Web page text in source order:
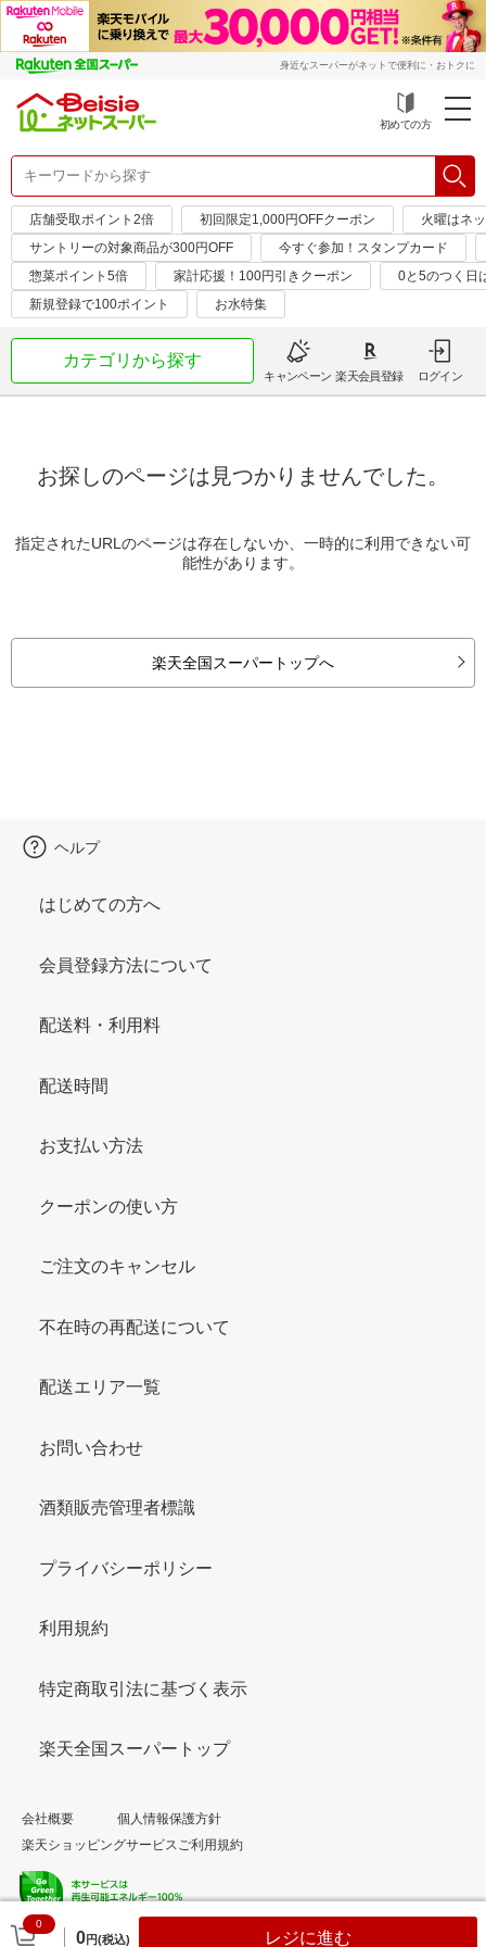
身近なスーパーがネットで便利に・おトクに
初めての方
店舗受取ポイント2倍 初回限定1,000円OFFクーポン
火曜はネ
サントリーの対象商品が300円OFF
今すぐ参加！スタンプカード
惣菜ポイント5倍
家計応援！100円引きクーポン
0と5のつく日
新規登録で100ポイント
お水特集
カテゴリから探す
キャンペーン 楽天会員登録 ログイン
お探しのページは見つかりませんでした。
指定されたURLのページは存在しないか、一時的に利用できない可
能性があります。
楽天全国スーパートップへ
0
0円(税込) レジに進む
ヘルプ
はじめての方へ
会員登録方法について
配送料・利用料
配送時間
お支払い方法
クーポンの使い方
ご注文のキャンセル
不在時の再配送について
配送エリア一覧
お問い合わせ
酒類販売管理者標識
プライバシーポリシー
利用規約
特定商取引法に基づく表示
楽天全国スーパートップ
会社概要
個人情報保護方針
楽天ショッピングサービスご利用規約
© Rakuten Group, Inc.